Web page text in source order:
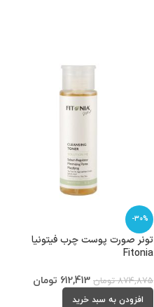
-30%
تونر صورت پوست چرب فیتونیا
Fitonia
874,875 تومان 612,413 تومان
افزودن به سبد خرید